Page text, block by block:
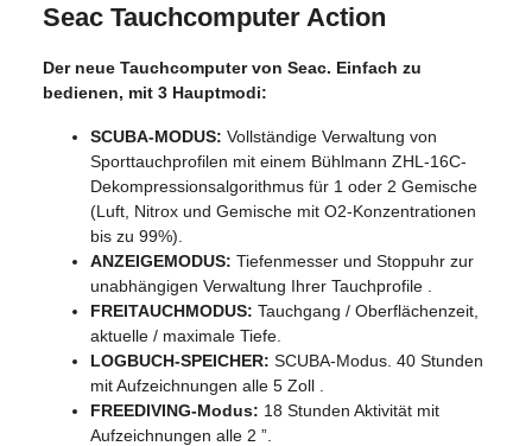
Seac Tauchcomputer Action
Der neue Tauchcomputer von Seac. Einfach zu
bedienen, mit 3 Hauptmodi:
SCUBA-MODUS: Vollständige Verwaltung von
Sporttauchprofilen mit einem Bühlmann ZHL-16C-
Dekompressionsalgorithmus für 1 oder 2 Gemische
(Luft, Nitrox und Gemische mit O2-Konzentrationen
bis zu 99%).
ANZEIGEMODUS: Tiefenmesser und Stoppuhr zur
unabhängigen Verwaltung Ihrer Tauchprofile .
FREITAUCHMODUS: Tauchgang / Oberflächenzeit,
aktuelle / maximale Tiefe.
LOGBUCH-SPEICHER: SCUBA-Modus. 40 Stunden
mit Aufzeichnungen alle 5 Zoll .
FREEDIVING-Modus: 18 Stunden Aktivität mit
Aufzeichnungen alle 2 ”.